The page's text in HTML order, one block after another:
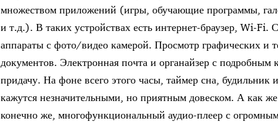
множеством приложений (игры, обучающие программы,
и т.д.). В таких устройствах есть интернет-браузер, Wi-Fi.
аппараты с фото/видео камерой. Просмотр графических и
документов. Электронная почта и органайзер с подробным
придачу. На фоне всего этого часы, таймер сна, будильник
кажутся незначительными, но приятным довеском. А как
конечно же, многофункциональный аудио-плеер с